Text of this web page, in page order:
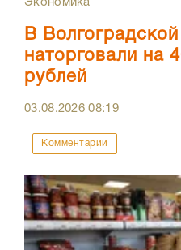
Экономика
В
наторговали на
рублей
03.08.202608:19
Комментарии